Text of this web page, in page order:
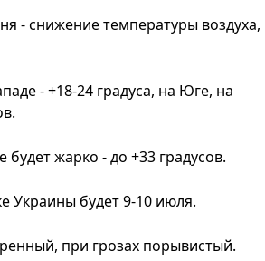
- снижение температуры воздуха,
- +18-24 градуса, на Юге, на
жарко - до +33 градусов.
Украины будет 9-10 июля.
при грозах порывистый.